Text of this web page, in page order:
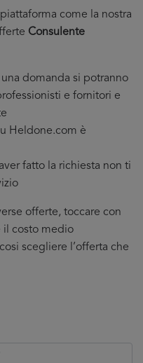
come la nostra
Consulente
domanda si potranno
e fornitori e
Heldone.com è
fatto la richiesta non ti
offerte, toccare con
il costo medio
scegliere l’offerta che